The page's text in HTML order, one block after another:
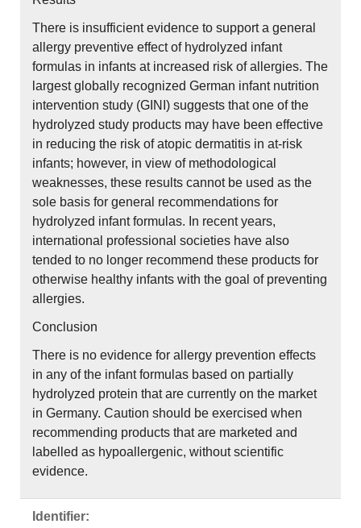
There is insufficient evidence to support a general
allergy preventive effect of hydrolyzed infant
formulas in infants at increased risk of allergies. The
largest globally recognized German infant nutrition
intervention study (GINI) suggests that one of the
hydrolyzed study products may have been effective
in reducing the risk of atopic dermatitis in at-risk
infants; however, in view of methodological
weaknesses, these results cannot be used as the
sole basis for general recommendations for
hydrolyzed infant formulas. In recent years,
international professional societies have also
tended to no longer recommend these products for
otherwise healthy infants with the goal of preventing
allergies.
Conclusion
There is no evidence for allergy prevention effects
in any of the infant formulas based on partially
hydrolyzed protein that are currently on the market
in Germany. Caution should be exercised when
recommending products that are marketed and
labelled as hypoallergenic, without scientific
evidence.
Identifier: